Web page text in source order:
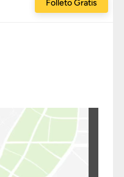
Folleto Gratis